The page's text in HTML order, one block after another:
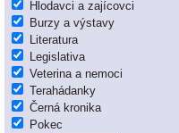
Hlodavci a zajícovci
Burzy a výstavy
Literatura
Legislativa
Veterina a nemoci
Terahádanky
Černá kronika
Pokec